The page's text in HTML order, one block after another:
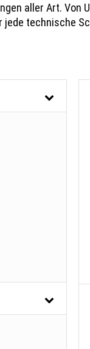
aller Art. Von
jede technische